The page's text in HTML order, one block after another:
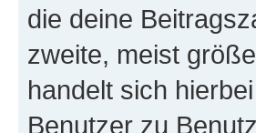
die deine
zweite, meist
handelt sich
Benutzer zu